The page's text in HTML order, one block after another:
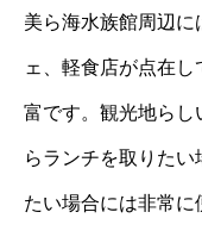
美ら海水族館周辺に
ェ、軽食店が点在
富です。観光地らし
らランチを取りた
たい場合には非常